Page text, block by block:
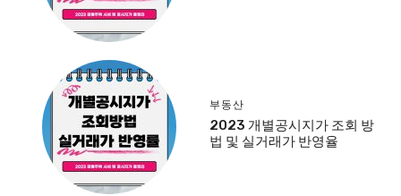
부동산
2023 개별공시지가 조회 방
법 및 실거래가 반영율